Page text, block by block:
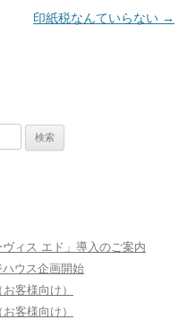
印紙税なんていらない →
ィス エド」導入のご案内
ハウス企画開始
客様向け）
客様向け）